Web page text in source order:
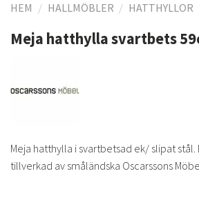
HEM / HALLMÖBLER / HATTHYLLOR
Meja hatthylla svartbets
Meja hatthylla i svartbetsad ek/ slipat stål.
tillverkad av småländska Oscarssons